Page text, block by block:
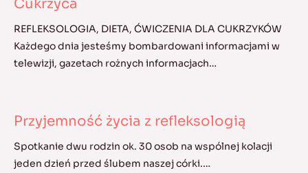
Cukrzyca
REFLEKSOLOGIA, DIETA, ĆWICZENIA DLA CUKRZYKÓW
Każdego dnia jesteśmy bombardowani informacjami w
telewizji, gazetach rożnych informacjach…
Przyjemność życia z refleksologią
Spotkanie dwu rodzin ok. 30 osob na wspólnej kolacji
jeden dzień przed ślubem naszej córki.…